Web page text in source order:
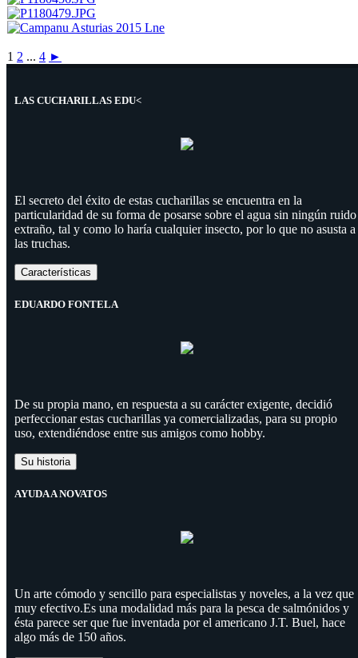
1 2 ... 4 ►
LAS CUCHARILLAS EDU<
El secreto del éxito de estas cucharillas se encuentra en la
particularidad de su forma de posarse sobre el agua sin ningún ruido
extraño, tal y como lo haría cualquier insecto, por lo que no asusta a
las truchas.
Características
EDUARDO FONTELA
De su propia mano, en respuesta a su carácter exigente, decidió
perfeccionar estas cucharillas ya comercializadas, para su propio
uso, extendiéndose entre sus amigos como hobby.
Su historia
AYUDA A NOVATOS
Un arte cómodo y sencillo para especialistas y noveles, a la vez que
muy efectivo.Es una modalidad más para la pesca de salmónidos y
ésta parece ser que fue inventada por el americano J.T. Buel, hace
algo más de 150 años.